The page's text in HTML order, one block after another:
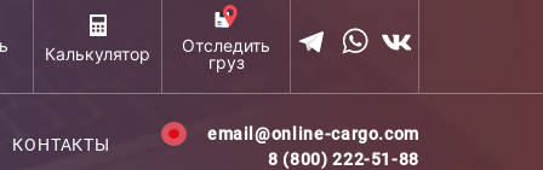
Калькулятор
Отследить
груз
КОНТАКТЫ
email@online-cargo.com
8 (800) 222-51-88